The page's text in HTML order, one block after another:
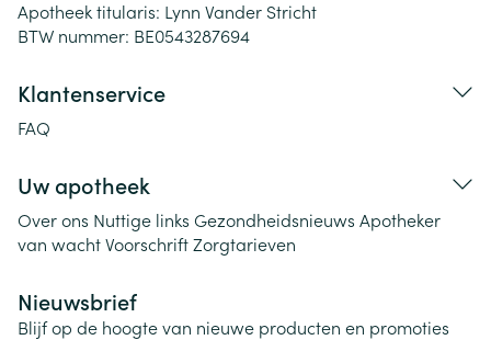
Apotheek titularis: Lynn Vander Stricht
BTW nummer: BE0543287694
Klantenservice
FAQ
Uw apotheek
Over ons Nuttige links Gezondheidsnieuws Apotheker
van wachtVoorschriftZorgtarieven
Nieuwsbrief
Blijf op de hoogte van nieuwe producten en promoties